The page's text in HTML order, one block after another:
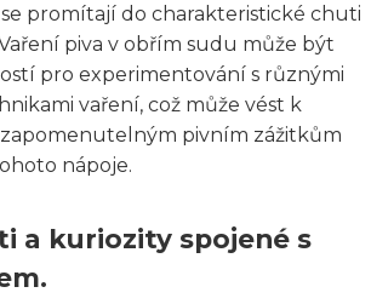
se promítají do charakteristické chuti
piva v obřím sudu může být
pro experimentování s různými
vaření, což může vést k
pivním zážitkům
nápoje.
a kuriozity spojené s